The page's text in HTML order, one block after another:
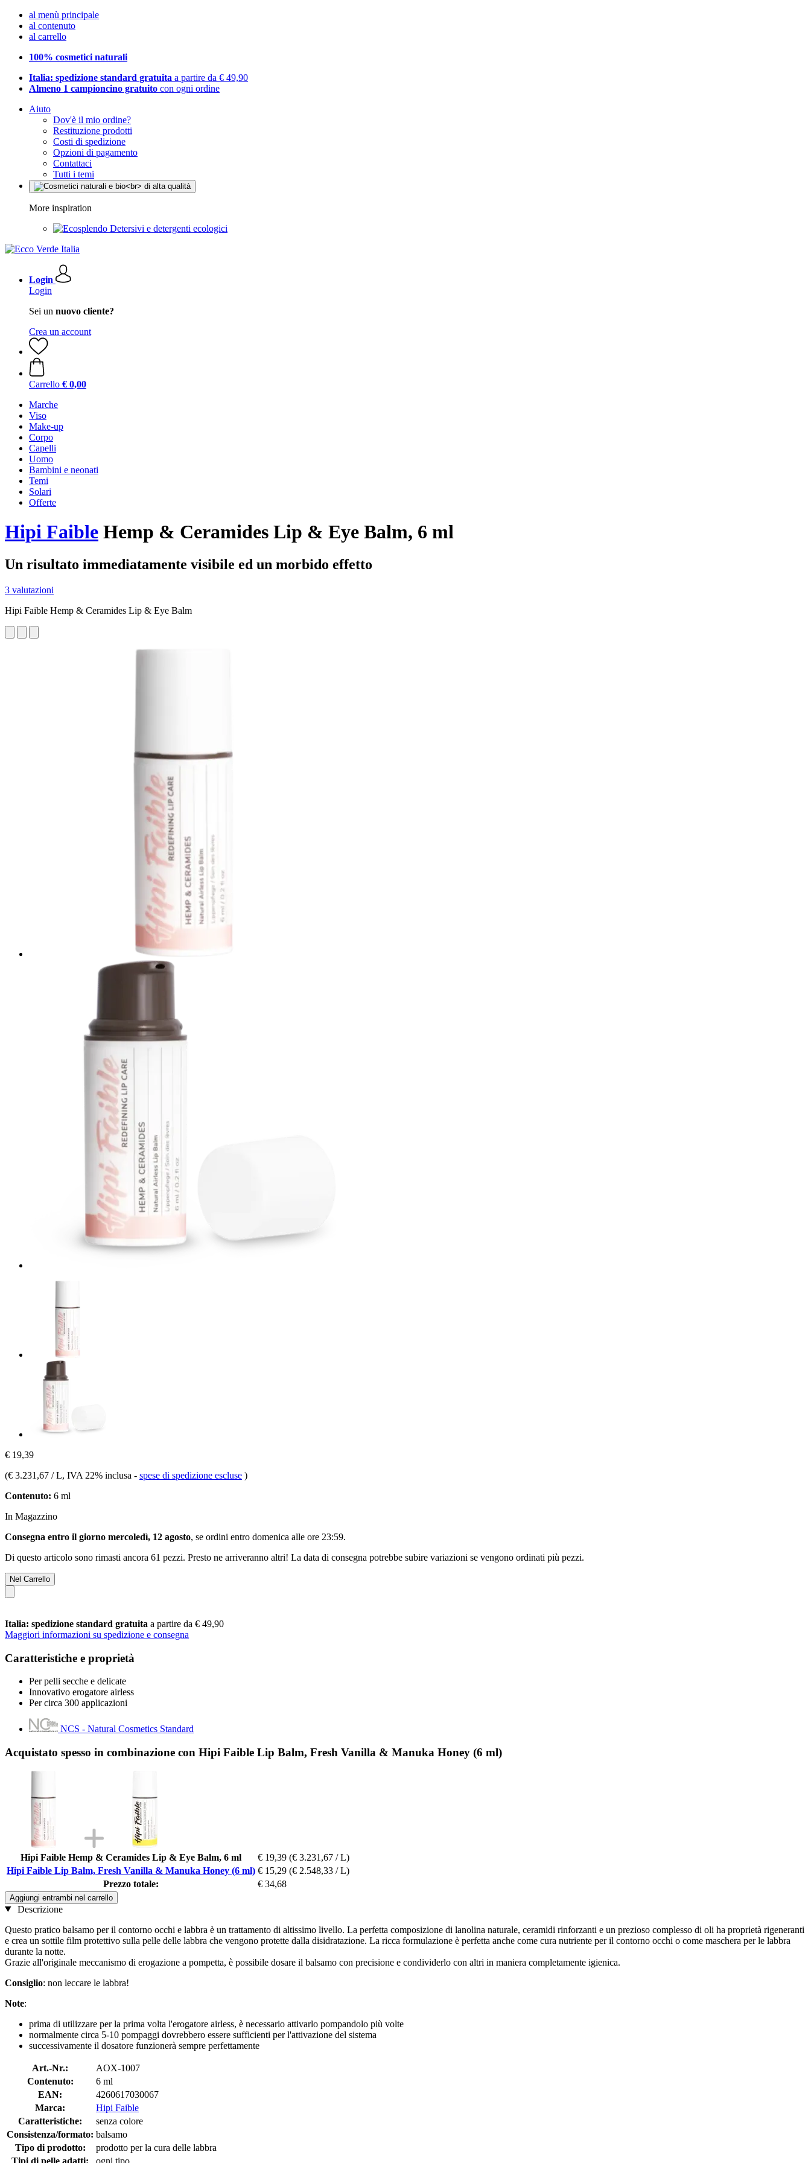
al menù principale
al contenuto
al carrello
100% cosmetici naturali
Italia: spedizione standard gratuita a partire da € 49,90
Almeno 1 campioncino gratuito con ogni ordine
Aiuto
Dov'è il mio ordine?
Restituzione prodotti
Costi di spedizione
Opzioni di pagamento
Contattaci
Tutti i temi
More inspiration
Detersivi e detergenti ecologici
Login
Login
Sei un nuovo cliente?
Crea un account
Carrello € 0,00
Marche
Viso
Make-up
Corpo
Capelli
Uomo
Bambini e neonati
Temi
Solari
Offerte
Hipi Faible Hemp & Ceramides Lip & Eye Balm, 6 ml
Un risultato immediatamente visibile ed un morbido effetto
3 valutazioni
Hipi Faible Hemp & Ceramides Lip & Eye Balm
€ 19,39
(€ 3.231,67 / L, IVA 22% inclusa - spese di spedizione escluse )
Contenuto: 6 ml
In Magazzino
Consegna entro il giorno mercoledì, 12 agosto, se ordini entro domenica alle ore 23:59.
Di questo articolo sono rimasti ancora 61 pezzi. Presto ne arriveranno altri! La data di consegna potrebbe subire variazioni se vengono ordinati più pezzi.
Nel Carrello
Italia: spedizione standard gratuita a partire da € 49,90
Maggiori informazioni su spedizione e consegna
Caratteristiche e proprietà
Per pelli secche e delicate
Innovativo erogatore airless
Per circa 300 applicazioni
NCS - Natural Cosmetics Standard
Acquistato spesso in combinazione con Hipi Faible Lip Balm, Fresh Vanilla & Manuka Honey (6 ml)
Hipi Faible Hemp & Ceramides Lip & Eye Balm, 6 ml € 19,39 (€ 3.231,67 / L)
Hipi Faible Lip Balm, Fresh Vanilla & Manuka Honey (6 ml) € 15,29 (€ 2.548,33 / L)
Prezzo totale:
€ 34,68
Aggiungi entrambi nel carrello
Descrizione
Questo pratico balsamo per il contorno occhi e labbra è un trattamento di altissimo livello. La perfetta composizione di lanolina naturale, ceramidi rinforzanti e un prezioso complesso di oli ha proprietà rigeneranti
e crea un sottile film protettivo sulla pelle delle labbra che vengono protette dalla disidratazione. La ricca formulazione è perfetta anche come cura nutriente per il contorno occhi o come maschera per le labbra
durante la notte.
Grazie all'originale meccanismo di erogazione a pompetta, è possibile dosare il balsamo con precisione e condividerlo con altri in maniera completamente igienica.
Consiglio: non leccare le labbra!
Note:
prima di utilizzare per la prima volta l'erogatore airless, è necessario attivarlo pompandolo più volte
normalmente circa 5-10 pompaggi dovrebbero essere sufficienti per l'attivazione del sistema
successivamente il dosatore funzionerà sempre perfettamente
Art.-Nr.:
AOX-1007
Contenuto:
6 ml
EAN:
4260617030067
Marca:
Hipi Faible
Caratteristiche:
senza colore
Consistenza/formato: balsamo
Tipo di prodotto:
prodotto per la cura delle labbra
Tipi di pelle adatti:
ogni tipo